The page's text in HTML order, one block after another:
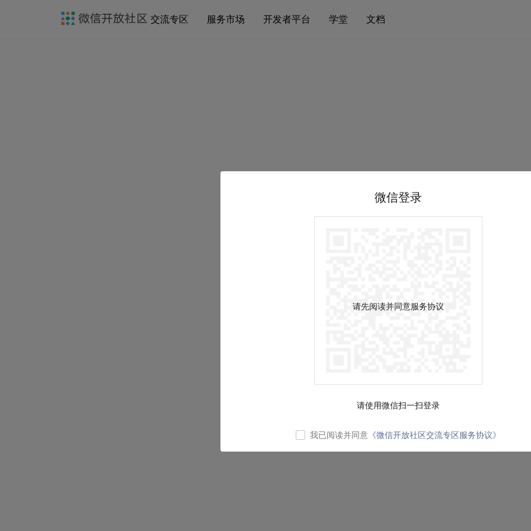
交流专区 服务市场 开发者平台 学堂 文档
微信登录
请先阅读并同意服务协议
请使用微信扫一扫登录
我已阅读并同意 《微信开放社区交流专区服务协议》